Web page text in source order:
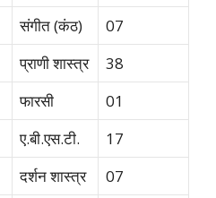
संगीत (कंठ)
07
प्राणी शास्त्र
38
फारसी
01
ए.बी.एस.टी.
17
दर्शन शास्त्र 07